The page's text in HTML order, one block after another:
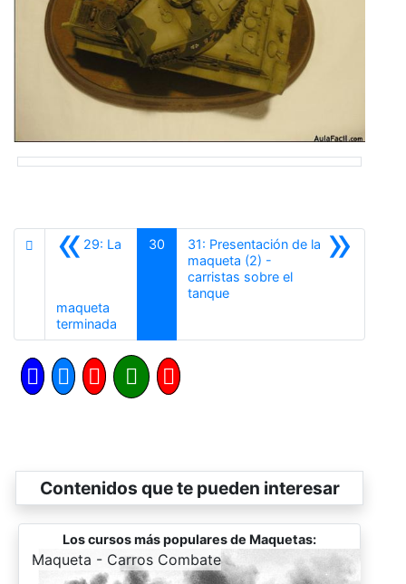
«29: La
maqueta
terminada
30 »
31: Presentación de la
maqueta (2) -
carristas sobre el
tanqueSiguiente
Contenidos que te pueden interesar
Los cursos más populares de Maquetas:
-
Maqueta - Carros Combate